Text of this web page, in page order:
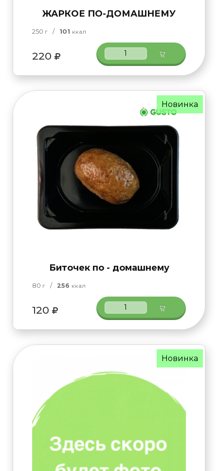
ЖАРКОЕ ПО-ДОМАШНЕМУ
250 г / 101 ккал
220
Новинка
Биточек по - домашнему
80 г / 256 ккал
120
Новинка